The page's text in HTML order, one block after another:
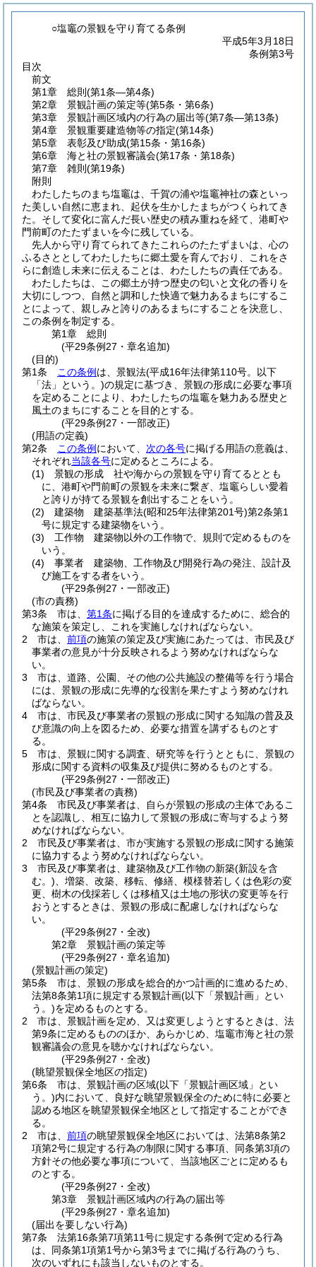
○塩竈の景観を守り育てる条例
平成5年3月18日
条例第3号
目次
前文
第1章
総則 (第1条―第4条)
第2章
景観計画の策定等(第5条・第6条)
第3章
景観計画区域内の行為の届出等(第7条―第13条)
第4章
景観重要建造物等の指定(第14条)
第5章
表彰及び助成(第15条・第16条)
第6章
海と社の景観審議会(第17条・第18条)
第7章
雑則 (第19条)
附則
わたしたちのまち塩竈は、千賀の浦や塩竈神社の森といっ
た美しい自然に恵まれ、起伏を生かしたまちがつくられてき
た。そして変化に富んだ長い歴史の積み重ねを経て、港町や
門前町のたたずまいを今に残している。
先人から守り育てられてきたこれらのたたずまいは、心の
ふるさととしてわたしたちに郷土愛を育んでおり、これをさ
らに創造し未来に伝えることは、わたしたちの責任である。
わたしたちは、この郷土が持つ歴史の匂いと文化の香りを
大切にしつつ、自然と調和した快適で魅力あるまちにするこ
とによって、親しみと誇りのあるまちにすることを決意し、
この条例を制定する。
第1章
総則
(平29条例27・章名追加)
(目的)
第1条
この条例 は、景観法(平成16年法律第110号。以下
「法」という。)の規定に基づき、景観の形成に必要な事項
を定めることにより、わたしたちの塩竈を魅力ある歴史と
風土のまちにすることを目的とする。
(平29条例27・一部改正)
(用語の定義)
第2条
この条例 において、 次の各号に掲げる用語の意義は、
それぞれ当該各号に定めるところによる。
(1)
景観の形成 社や海からの景観を守り育てるととも
に、港町や門前町の景観を未来に繋ぎ、塩竈らしい愛着
と誇りが持てる景観を創出することをいう。
(2)
建築物 建築基準法(昭和25年法律第201号)第2条第1
号に規定する建築物をいう。
(3)
工作物 建築物以外の工作物で、規則で定めるものを
いう。
(4)
事業者 建築物、工作物及び開発行為の発注、設計及
び施工をする者をいう。
(平29条例27・一部改正)
(市の責務)
第3条
市は、 第1条に掲げる目的を達成するために、総合的
な施策を策定し、これを実施しなければならない。
2
市は、 前項の施策の策定及び実施にあたっては、市民及び
事業者の意見が十分反映されるよう努めなければならな
い。
3
市は、道路、公園、その他の公共施設の整備等を行う場合
には、景観の形成に先導的な役割を果たすよう努めなけれ
ばならない。
4
市は、市民及び事業者の景観の形成に関する知識の普及及
び意識の向上を図るため、必要な措置を講ずるものとす
る。
5
市は、景観に関する調査、研究等を行うとともに、景観の
形成に関する資料の収集及び提供に努めるものとする。
(平29条例27・一部改正)
(市民及び事業者の責務)
第4条
市民及び事業者は、自らが景観の形成の主体であるこ
とを認識し、相互に協力して景観の形成に寄与するよう努
めなければならない。
2
市民及び事業者は、市が実施する景観の形成に関する施策
に協力するよう努めなければならない。
3
市民及び事業者は、建築物及び工作物の新築(新設を含
む。) 、増築、改築、移転、修繕、模様替若しくは色彩の変
更、樹木の伐採若しくは移植又は土地の形状の変更等を行
おうとするときは、景観の形成に配慮しなければならな
い。
(平29条例27・全改)
第2章
景観計画の策定等
(平29条例27・章名追加)
(景観計画の策定)
第5条
市は、景観の形成を総合的かつ計画的に進めるため、
法第8条第1項に規定する景観計画(以下「景観計画」とい
う。)を定めるものとする。
2
市は、景観計画を定め、又は変更しようとするときは、法
第9条に定めるもののほか、あらかじめ、塩竈市海と社の景
観審議会の意見を聴かなければならない。
(平29条例27・全改)
(眺望景観保全地区の指定)
第6条
市は、景観計画の区域(以下「景観計画区域」とい
う。)内において、良好な眺望景観保全のために特に必要と
認める地区を眺望景観保全地区として指定することができ
る。
2
市は、 前項の眺望景観保全地区においては、法第8条第2
項第2号に規定する行為の制限に関する事項、同条第3項の
方針その他必要な事項について、当該地区ごとに定めるも
のとする。
(平29条例27・全改)
第3章
景観計画区域内の行為の届出等
(平29条例27・章名追加)
(届出を要しない行為)
第7条
法第16条第7項第11号に規定する条例で定める行為
は、同条第1項第1号から第3号までに掲げる行為のうち、
次のいずれにも該当しないものとする。